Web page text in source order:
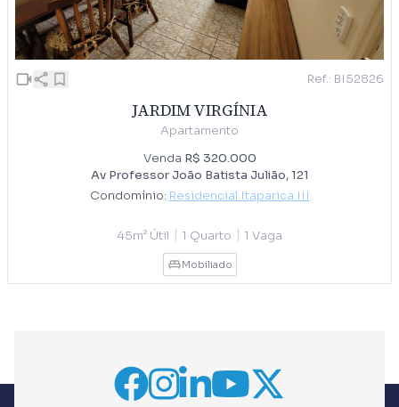
Ref.: BI52826
JARDIM VIRGÍNIA
Apartamento
Venda R$ 320.000
Av Professor João Batista Julião, 121
Condomínio: Residencial Itaparica III
45m² Útil | 1 Quarto | 1 Vaga
Mobiliado